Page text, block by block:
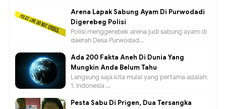
Arena Lapak Sabung Ayam Di Purwodadi
Digerebeg Polisi
Polisi menggerebek arena judi sabung ayam di
daerah Desa Purwodad...
Ada 200 Fakta Aneh Di Dunia Yang
Mungkin Anda Belum Tahu
Langsung saja kita mulai yang pertama adalah:
1. Indonesia ...
Pesta Sabu Di Prigen, Dua Tersangka